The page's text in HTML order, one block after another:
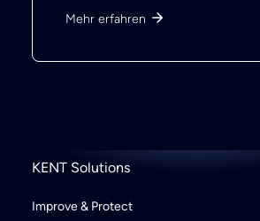
Mehr erfahren
KENT Solutions
Improve & Protect